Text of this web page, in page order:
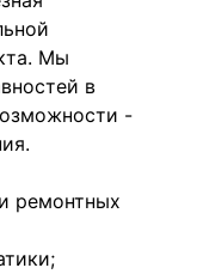
Мы
в
-
ремонтных